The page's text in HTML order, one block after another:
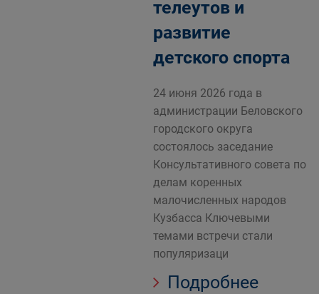
телеутов и
развитие
детского спорта
24 июня 2026 года в
администрации Беловского
городского округа
состоялось заседание
Консультативного совета по
делам коренных
малочисленных народов
Кузбасса Ключевыми
темами встречи стали
популяризаци
Подробнее